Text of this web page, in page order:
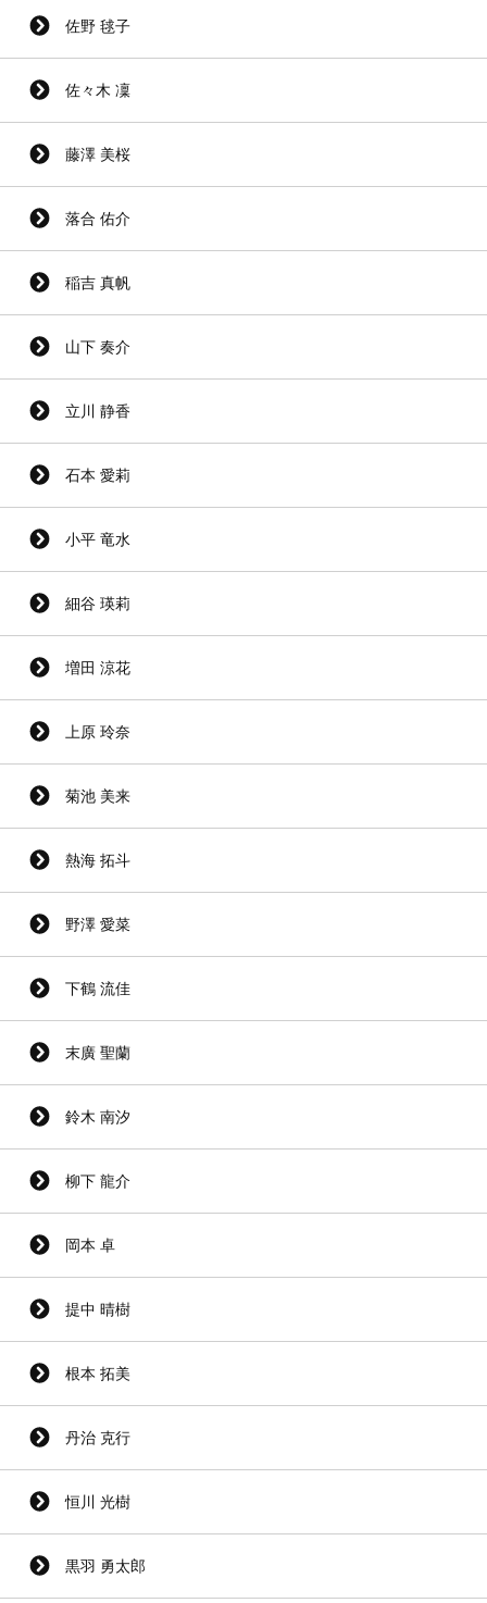
佐野 毬子
佐々木 凜
藤澤 美桜
落合 佑介
稲吉 真帆
山下 奏介
立川 静香
石本 愛莉
小平 竜水
細谷 瑛莉
増田 涼花
上原 玲奈
菊池 美来
熱海 拓斗
野澤 愛菜
下鶴 流佳
末廣 聖蘭
鈴木 南汐
柳下 龍介
岡本 卓
提中 晴樹
根本 拓美
丹治 克行
恒川 光樹
黒羽 勇太郎